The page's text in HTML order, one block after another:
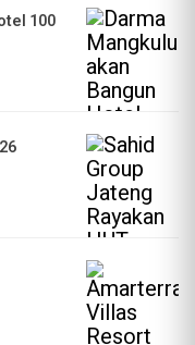
100